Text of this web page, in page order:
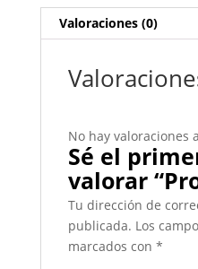
Valoraciones (0)
No hay valoraciones
Sé el
valorar
Tu dirección de
publicada. Los
marcados con *